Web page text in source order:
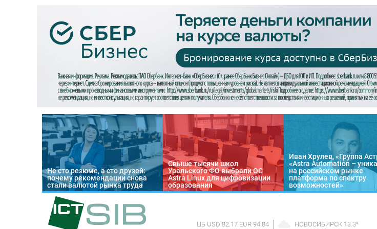
Не сто резюме, а сто друзей:
почему рекомендации снова
стали валютой рынка труда
Свыше тысячи школ
Уральского ФО выбрали ОС
Astra Linux для цифровизации
образования
Иван Хрулев, «Группа
«Astra Automation –
на российском рынке
платформа по спектру
возможностей»
ЦБ USD 82.17 EUR 94.84 НОВОСИБИРСК 13.3°